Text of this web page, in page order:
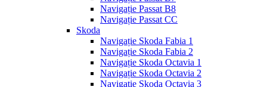
Navigație Passat B8
Navigație Passat CC
Skoda
Navigație Skoda Fabia 1
Navigație Skoda Fabia 2
Navigație Skoda Octavia 1
Navigație Skoda Octavia 2
Navigație Skoda Octavia 3